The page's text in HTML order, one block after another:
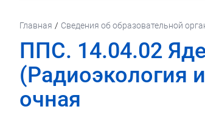
Главная / Сведения об образовательной
ППС. 14.04.02
(Радиоэкология
очная